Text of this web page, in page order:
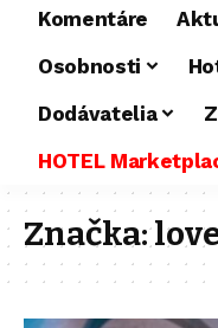
Komentáre
Osobnosti
Dodávatelia
HOTEL
Značka: